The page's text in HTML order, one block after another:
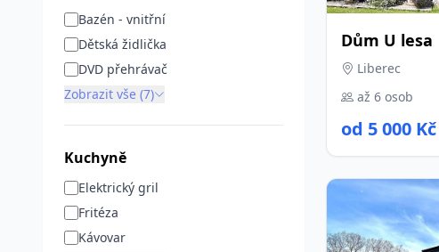
Bazén - vnitřní
Dětská židlička
DVD přehrávač
Zobrazit vše (7)
Kuchyně
Elektrický gril
Fritéza
Kávovar
Dům U lesa
Liberec
až 6 osob
od 5 000 Kč